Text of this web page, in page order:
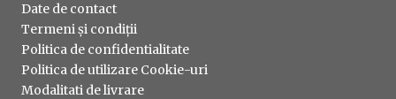
Date de contact
Termeni și condiții
Politica de confidentialitate
Politica de utilizare Cookie-uri
Modalitati de livrare